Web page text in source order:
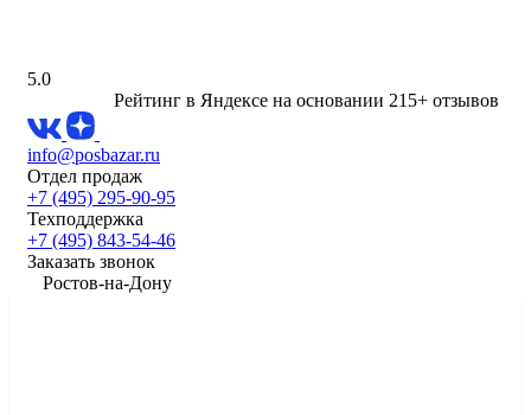
5.0
Рейтинг в Яндексе на основании 215+ отзывов
info@posbazar.ru
Отдел продаж
+7 (495) 295-90-95
Техподдержка
+7 (495) 843-54-46
Заказать звонок
​Ростов-на-Дону